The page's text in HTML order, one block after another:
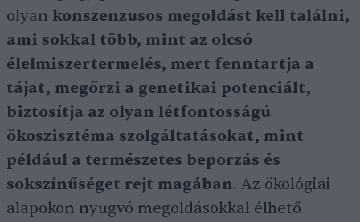
olyan konszenzusos megoldást kell találni,
ami sokkal több, mint az olcsó
élelmiszertermelés, mert fenntartja a
tájat, megőrzi a genetikai potenciált,
biztosítja az olyan létfontosságú
ökoszisztéma szolgáltatásokat, mint
például a természetes beporzás és
sokszínűséget rejt magában. Az ökológiai
alapokon nyugvó megoldásokkal élhető